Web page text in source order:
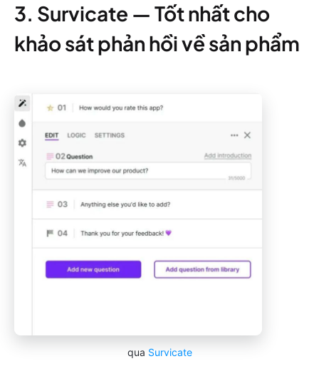
3. Survicate — Tốt nhất cho
khảo sát phản hồi về sản phẩm
qua Survicate